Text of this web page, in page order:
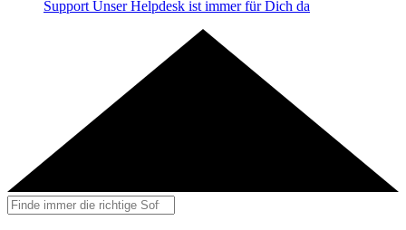
Support Unser Helpdesk ist immer für Dich da